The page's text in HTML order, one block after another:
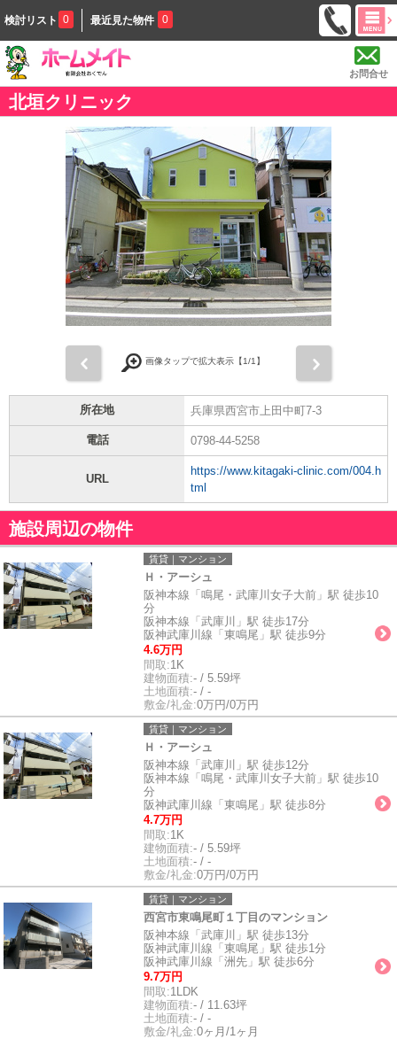
検討リスト 0 最近見た物件 0
お問合せ
北垣クリニック
画像タップで拡大表示【1/1】
所在地 兵庫県西宮市上田中町7-3
電話 0798-44-5258
URL
https://www.kitagaki-clinic.com/004.h
tml
施設周辺の物件
賃貸｜マンション
Ｈ・アーシュ
阪神本線「鳴尾・武庫川女子大前」駅 徒歩10
分
阪神本線「武庫川」駅 徒歩17分
阪神武庫川線「東鳴尾」駅 徒歩9分
4.6万円
間取:1K
建物面積:- / 5.59坪
土地面積:- / -
敷金/礼金:0万円/0万円
賃貸｜マンション
Ｈ・アーシュ
阪神本線「武庫川」駅 徒歩12分
阪神本線「鳴尾・武庫川女子大前」駅 徒歩10
分
阪神武庫川線「東鳴尾」駅 徒歩8分
4.7万円
間取:1K
建物面積:- / 5.59坪
土地面積:- / -
敷金/礼金:0万円/0万円
賃貸｜マンション
西宮市東鳴尾町１丁目のマンション
阪神本線「武庫川」駅 徒歩13分
阪神武庫川線「東鳴尾」駅 徒歩1分
阪神武庫川線「洲先」駅 徒歩6分
9.7万円
間取:1LDK
建物面積:- / 11.63坪
土地面積:- / -
敷金/礼金:0ヶ月/1ヶ月